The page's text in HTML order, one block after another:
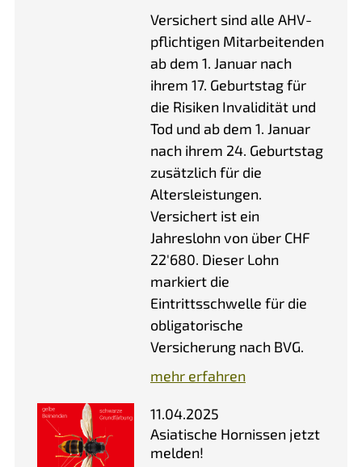
Versichert sind alle AHV-
pflichtigen Mitarbeitenden
ab dem 1. Januar nach
ihrem 17. Geburtstag für
die Risiken Invalidität und
Tod und ab dem 1. Januar
nach ihrem 24. Geburtstag
zusätzlich für die
Altersleistungen.
Versichert ist ein
Jahreslohn von über CHF
22'680. Dieser Lohn
markiert die
Eintrittsschwelle für die
obligatorische
Versicherung nach BVG.
mehr erfahren
11.04.2025
Asiatische Hornissen jetzt
melden!